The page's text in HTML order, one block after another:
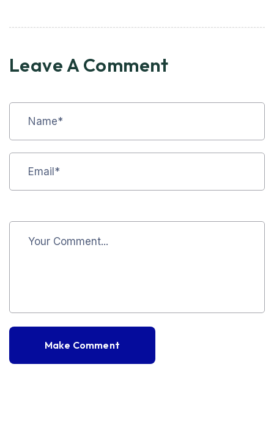
Leave A Comment